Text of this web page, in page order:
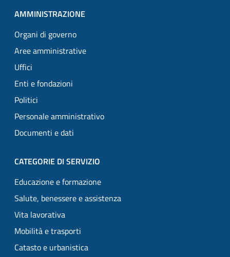
AMMINISTRAZIONE
Organi di governo
Aree amministrative
Uffici
Enti e fondazioni
Politici
Personale amministrativo
Documenti e dati
CATEGORIE DI SERVIZIO
Educazione e formazione
Salute, benessere e assistenza
Vita lavorativa
Mobilità e trasporti
Catasto e urbanistica